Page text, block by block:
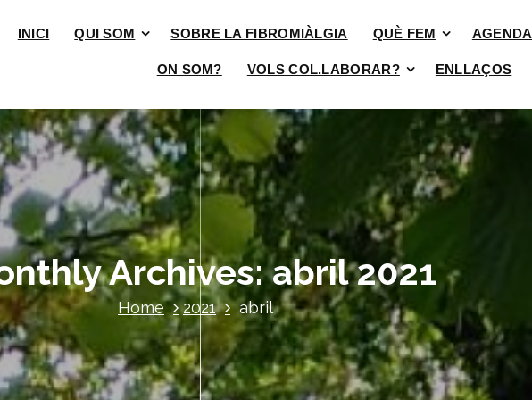
INICI QUI SOM SOBRE LA FIBROMIÀLGIA QUÈ FEM AGENDA
ON SOM? VOLS COL.LABORAR? ENLLAÇOS
Archives: abril 2021
Home 2021 abril